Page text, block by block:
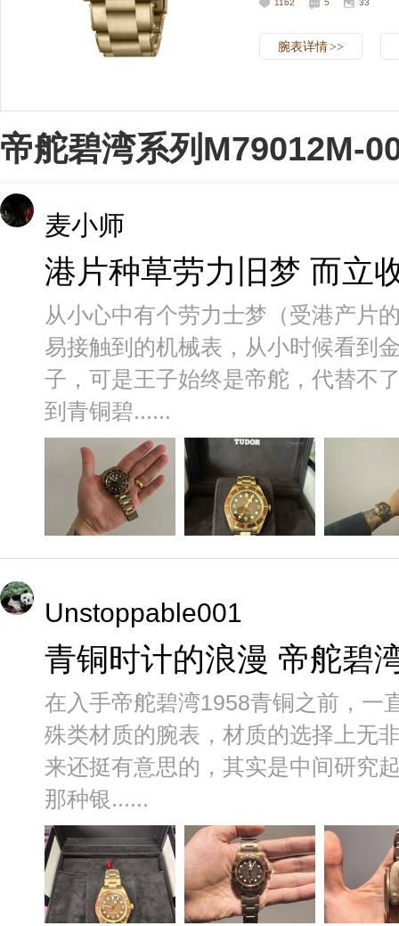
1162 5 33
腕表详情>>
帝舵碧湾系列M79012M-
麦小师
港片种草劳力旧梦 而立
从小心中有个劳力士梦（受港产片
易接触到的机械表，从小时候看到
子，可是王子始终是帝舵，代替不
到青铜碧......
Unstoppable001
青铜时计的浪漫 帝舵碧
在入手帝舵碧湾1958青铜之前，一
殊类材质的腕表，材质的选择上无
来还挺有意思的，其实是中间研究
那种银......